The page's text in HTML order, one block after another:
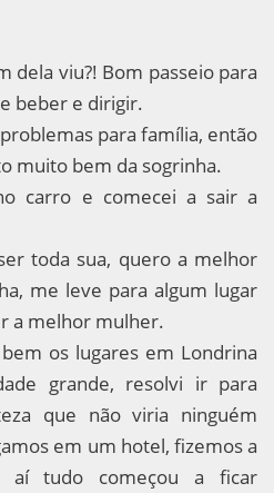
dela viu?! Bom passeio para
beber e dirigir.
para família, então
muito bem da sogrinha.
carro e comecei a sair a
toda sua, quero a melhor
me leve para algum lugar
a melhor mulher.
os lugares em Londrina
grande, resolvi ir para
que não viria ninguém
em um hotel, fizemos a
aí tudo começou a ficar